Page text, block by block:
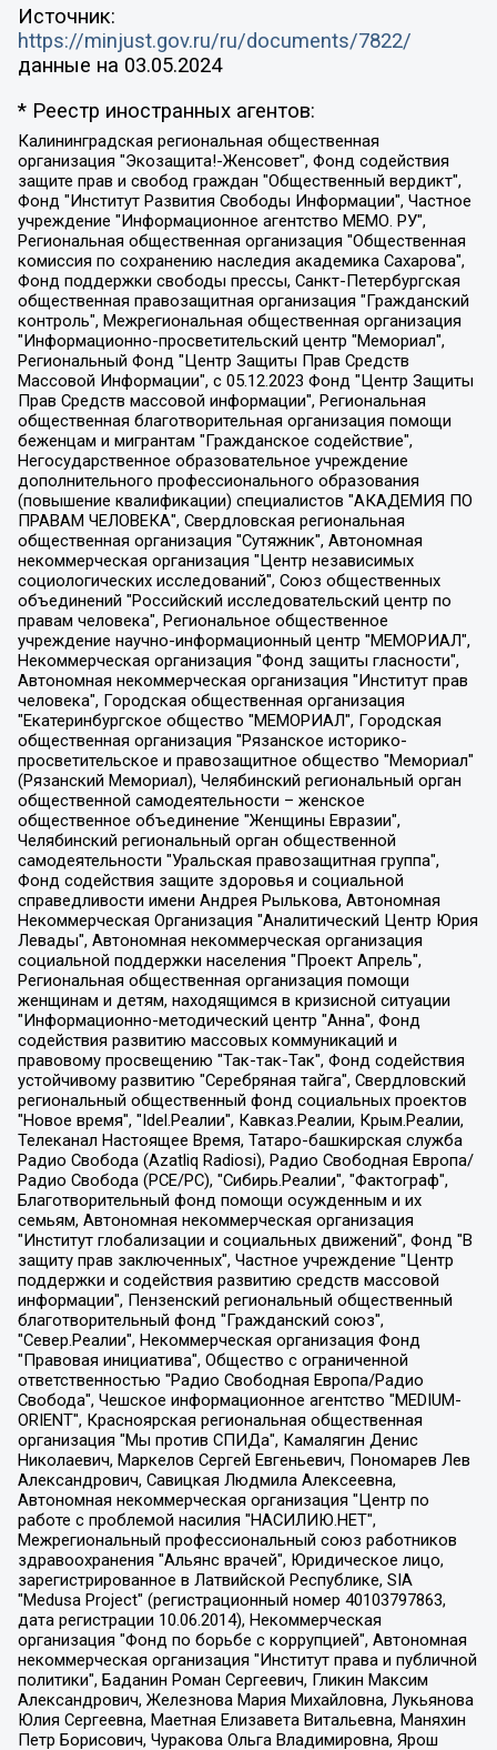
Источник:
https://minjust.gov.ru/ru/documents/7822/
данные на 03.05.2024
* Реестр иностранных агентов:
Калининградская региональная общественная организация "Экозащита!-Женсовет", Фонд содействия защите прав и свобод граждан "Общественный вердикт", Фонд "Институт Развития Свободы Информации", Частное учреждение "Информационное агентство МЕМО. РУ", Региональная общественная организация "Общественная комиссия по сохранению наследия академика Сахарова", Фонд поддержки свободы прессы, Санкт-Петербургская общественная правозащитная организация "Гражданский контроль", Межрегиональная общественная организация "Информационно-просветительский центр "Мемориал", Региональный Фонд "Центр Защиты Прав Средств Массовой Информации", с 05.12.2023 Фонд "Центр Защиты Прав Средств массовой информации", Региональная общественная благотворительная организация помощи беженцам и мигрантам "Гражданское содействие", Негосударственное образовательное учреждение дополнительного профессионального образования (повышение квалификации) специалистов "АКАДЕМИЯ ПО ПРАВАМ ЧЕЛОВЕКА", Свердловская региональная общественная организация "Сутяжник", Автономная некоммерческая организация "Центр независимых социологических исследований", Союз общественных объединений "Российский исследовательский центр по правам человека", Региональное общественное учреждение научно-информационный центр "МЕМОРИАЛ", Некоммерческая организация "Фонд защиты гласности", Автономная некоммерческая организация "Институт прав человека", Городская общественная организация "Екатеринбургское общество "МЕМОРИАЛ", Городская общественная организация "Рязанское историко-просветительское и правозащитное общество "Мемориал" (Рязанский Мемориал), Челябинский региональный орган общественной самодеятельности – женское общественное объединение "Женщины Евразии", Челябинский региональный орган общественной самодеятельности "Уральская правозащитная группа", Фонд содействия защите здоровья и социальной справедливости имени Андрея Рылькова, Автономная Некоммерческая Организация "Аналитический Центр Юрия Левады", Автономная некоммерческая организация социальной поддержки населения "Проект Апрель", Региональная общественная организация помощи женщинам и детям, находящимся в кризисной ситуации "Информационно-методический центр "Анна", Фонд содействия развитию массовых коммуникаций и правовому просвещению "Так-так-Так", Фонд содействия устойчивому развитию "Серебряная тайга", Свердловский региональный общественный фонд социальных проектов "Новое время", "Idel.Реалии", Кавказ.Реалии, Крым.Реалии, Телеканал Настоящее Время, Татаро-башкирская служба Радио Свобода (Azatliq Radiosi), Радио Свободная Европа/Радио Свобода (PCE/PC), "Сибирь.Реалии", "Фактограф", Благотворительный фонд помощи осужденным и их семьям, Автономная некоммерческая организация "Институт глобализации и социальных движений", Фонд "В защиту прав заключенных", Частное учреждение "Центр поддержки и содействия развитию средств массовой информации", Пензенский региональный общественный благотворительный фонд "Гражданский союз", "Север.Реалии", Некоммерческая организация Фонд "Правовая инициатива", Общество с ограниченной ответственностью "Радио Свободная Европа/Радио Свобода", Чешское информационное агентство "MEDIUM-ORIENT", Красноярская региональная общественная организация "Мы против СПИДа", Камалягин Денис Николаевич, Маркелов Сергей Евгеньевич, Пономарев Лев Александрович, Савицкая Людмила Алексеевна, Автономная некоммерческая организация "Центр по работе с проблемой насилия "НАСИЛИЮ.НЕТ", Межрегиональный профессиональный союз работников здравоохранения "Альянс врачей", Юридическое лицо, зарегистрированное в Латвийской Республике, SIA "Medusa Project" (регистрационный номер 40103797863, дата регистрации 10.06.2014), Некоммерческая организация "Фонд по борьбе с коррупцией", Автономная некоммерческая организация "Институт права и публичной политики", Баданин Роман Сергеевич, Гликин Максим Александрович, Железнова Мария Михайловна, Лукьянова Юлия Сергеевна, Маетная Елизавета Витальевна, Маняхин Петр Борисович, Чуракова Ольга Владимировна, Ярош Юлия Петровна, Юридическое лицо "The Insider SIA", зарегистрированное в Риге, Латвийская Республика (дата регистрации 26.06.2015), являющееся администратором доменного имени интернет-издания "The Insider SIA", https://theins.ru, Постернак Алексей Евгеньевич, Рубин Михаил Аркадьевич, Анин Роман Александрович, Юридическое лицо Istories fonds, зарегистрированное в Латвийской Республике (регистрационный номер 50008295751, дата регистрации 24.02.2020), Великовский Дмитрий Александрович, Долинина Ирина Николаевна, Мароховская Алеся Алексеевна, Шлейнов Роман Юрьевич, Шмагун Олеся Валентиновна, Общество с ограниченной ответственностью "Альтаир 2021", Общество с ограниченной ответственностью "Вега 2021", Общество с ограниченной ответственностью "Главный редактор 2021", Общество с ограниченной ответственностью "Ромашки монолит", Важенков Артем Валерьевич, Ивановская областная общественная организация "Центр гендерных исследований", Гурман Юрий Альбертович, Медиапроект "ОВД-Инфо", Егоров Владимир Владимирович, Жилинский Владимир Александрович, Общество с ограниченной ответственностью "ЗП", Иванова София Юрьевна, Карезина Инна Павловна, Кильтау Екатерина Викторовна, Петров Алексей Викторович, Пискунов Сергей Евгеньевич, Смирнов Сергей Сергеевич, Тихонов Михаил Сергеевич, Общество с ограниченной ответственностью "ЖУРНАЛИСТ-ИНОСТРАННЫЙ АГЕНТ", Арапова Галина Юрьевна, Вольтская Татьяна Анатольевна, Американская компания "Mason G.E.S. Anonymous Foundation" (США), являющаяся владельцем интернет-издания https://mnews.world/, Компания "Stichting Bellingcat", зарегистрированная в Нидерландах (дата регистрации 11.07.2018), Захаров Андрей Вячеславович, Клепиковская Екатерина Дмитриевна, Общество с ограниченной ответственностью "МЕМО", Перл Роман Александрович, Симонов Евгений Алексеевич, Соловьева Елена Анатольевна, Сотников Даниил Владимирович, Сурначева Елизавета Дмитриевна, Автономная некоммерческая организация по защите прав человека и информированию населения "Якутия – Наше Мнение", Общество с ограниченной ответственностью "Москоу диджитал медиа", с 26.01.2023 Общество с ограниченной ответственностью "Чайка Белые сады", Ветошкина Валерия Валерьевна, Заговора Максим Александрович, Межрегиональное общественное движение "Российская ЛГБТ - сеть", Оленичев Максим Владимирович, Павлов Иван Юрьевич, Скворцова Елена Сергеевна, Общество с ограниченной ответственностью "Как бы инагент", Кочетков Игорь Викторович, Общество с ограниченной ответственностью "Честные выборы", Еланчик Олег Александрович, Общество с ограниченной ответственностью "Нобелевский призыв", Гималова Регина Эмилевна, Григорьев Андрей Валерьевич, Григорьева Алина Александровна, Ассоциация по содействию защите прав призывников, альтернативнослужащих и военнослужащих "Правозащитная группа "Гражданин.Армия.Право", Хисамова Регина Фаритовна, Автономная некоммерческая организация по реализации социально-правовых программ "Лилит", Дальневосточное общественное движение "Маяк", Санкт-Петербургская ЛГБТ-инициативная группа "Выход", Инициативная группа ЛГБТ+ "Реверс", Алексеев Андрей Викторович, Бекбулатова Таисия Львовна, Беляев Иван Михайлович, Владыкина Елена Сергеевна, Гельман Марат Александрович, Никульшина Вероника Юрьевна, Толоконникова Надежда Андреевна, Шендерович Виктор Анатольевич, Общество с ограниченной ответственностью "Данное сообщение", Общество с ограниченной ответственностью Издательский дом "Новая глава", Айнбиндер Александра Александровна, Московский комьюнити-центр для ЛГБТ+инициатив, Благотворительный фонд развития филантропии, Deutsche Welle (Германия, Kurt-Schumacher-Strasse 3, 53113 Bonn), Борзунова Мария Михайловна, Воробьев Виктор Викторович, Голубева Анна Львовна, Константинова Алла Михайловна, Малкова Ирина Владимировна, Мурадов Мурад Абдулгалимович, Осетинская Елизавета Николаевна, Понасенков Евгений Николаевич, Ганапольский Матвей Юрьевич, Киселев Евгений Алексеевич, Борухович Ирина Григорьевна, Дремин Иван Тимофеевич, Дубровский Дмитрий Викторович, Красноярская региональная общественная организация поддержки и развития альтернативных образовательных технологий и межкультурных коммуникаций "ИНТЕРРА", Маяковская Екатерина Алексеевна, Фейгин Марк Захарович, Филимонов Андрей Викторович, Дзугкоева Регина Николаевна, Доброхотов Роман Александрович, Дудь Юрий Александрович, Елкин Сергей Владимирович, Кругликов Кирилл Игоревич, Сабунаева Мария Леонидовна, Семенов Алексей Владимирович, Шаинян Карен Багратович, Шульман Екатерина Михайловна, Асафьев Артур Валерьевич, Вахштайн Виктор Семенович, Венедиктов Алексей Алексеевич, Лушникова Екатерина Евгеньевна, Волков Леонид Михайлович, Невзоров Александр Глебович, Пархоменко Сергей Борисович, Сироткин Ярослав Николаевич, Кара-Мурза Владимир Владимирович, Баранова Наталья Владимировна, Гозман Леонид Яковлевич, Кагарлицкий Борис Юльевич, Климарев Михаил Валерьевич, Милов Владимир Станиславович, Автономная некоммерческая организация Краснодарский центр современного искусства "Типография", Моргенштерн Алишер Тагирович, Соболь Любовь Эдуардовна, Общество с ограниченной ответственностью "ЛИЗА НОРМ", Каспаров Гарри Кимович, Ходорковский Михаил Борисович, Общество с ограниченной ответственностью "Апрельские тезисы", Данилович Ирина Брониславовна, Кашин Олег Владимирович, Петров Николай Владимирович, Пивоваров Алексей Владимирович, Соколов Михаил Владимирович, Цветкова Юлия Владимировна, Чичваркин Евгений Александрович, Комитет против пыток/Команда против пыток, Общество с ограниченной ответственностью "Первый научный", Общество с ограниченной ответственностью "Вертолет и ко", Белоцерковская Вероника Борисовна, Кац Максим Евгеньевич, Лазарева Татьяна Юрьевна, Шаведдинов Руслан Табризович, Яшин Илья Валерьевич, Общество с ограниченной ответственностью "Иноагент ААВ", Алешковский Дмитрий Петрович, Альбац Евгения Марковна, Быков Дмитрий Львович, Галямина Юлия Евгеньевна, Лойко Сергей Леонидович, Мартынов Кирилл Константинович, Медведев Сергей Александрович, Крашенинников Федор Геннадиевич, Гордеева Катерина Вл